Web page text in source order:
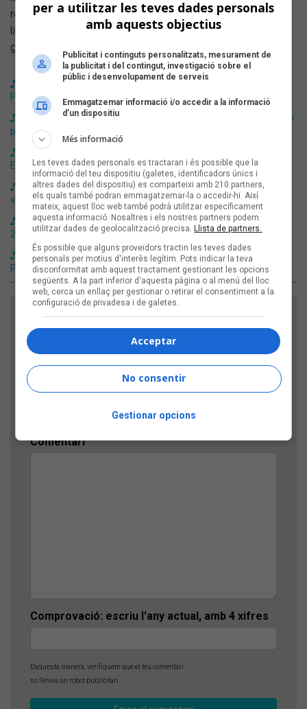
reconèixer l’excel·lència, la trajectòria i el compromís amb
la música catalana en tota la seva diversitat estilística i
generacional.
Maig, EnMatu, Minova i Au Rora protagonitzen la Festa dels
Premis Enderrock 2026
Ginestà és el grup més nominat dels Premis Enderrock 2026
per votació popular
La Festa dels Premis Enderrock 2026 comptarà amb Maig,
EnMatu, Minova i Au Rora
La doble gala dels Premis Enderrock 2026 presentarà una
vintena d’actuacions d’estrena
La gran festa de la música catalana serà una doble gala el
25 i 26 de març amb una vintena d’actuacions
31 FAM, Ginestà i The Tyets són els més nominats als
Premis Enderrock 2026 per votació popular
FES EL TEU COMENTARI
Títol
Comentari
Comprovació: escriu l'any actual, amb 4 xifres
D'aquesta manera, verifiquem que el teu comentari
no l'envia un robot publicitari.
per a utilitzar les teves dades personals
amb aquests objectius
Publicitat i continguts personalitzats, mesurament de
la publicitat i del contingut, investigació sobre el
públic i desenvolupament de serveis
Emmagatzemar informació i/o accedir a la informació
d’un dispositiu
Més informació
Les teves dades personals es tractaran i és possible que la
informació del teu dispositiu (galetes, identificadors únics i
altres dades del dispositiu) es comparteixi amb 210 partners,
els quals també podran emmagatzemar-la o accedir-hi. Així
mateix, aquest lloc web també podrà utilitzar específicament
aquesta informació. Nosaltres i els nostres partners podem
utilitzar dades de geolocalització precisa.Llista de partners.
És possible que alguns proveïdors tractin les teves dades
personals per motius d'interès legítim. Pots indicar la teva
disconformitat amb aquest tractament gestionant les opcions
següents. A la part inferior d'aquesta pàgina o al menú del lloc
web, cerca un enllaç per gestionar o retirar el consentiment a la
configuració de privadesa i de galetes.
Acceptar
No consentir
Gestionar opcions